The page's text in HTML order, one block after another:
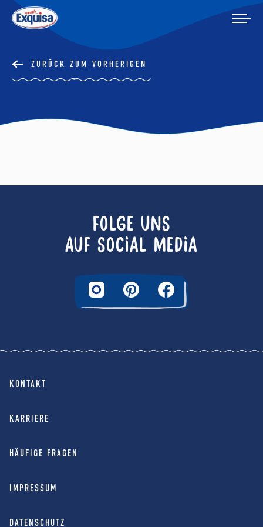
ZURÜCK ZUM VORHERIGEN
FOLGE UNS
AUF SOCIAL MEDIA
KONTAKT
KARRIERE
HÄUFIGE FRAGEN
IMPRESSUM
DATENSCHUTZ